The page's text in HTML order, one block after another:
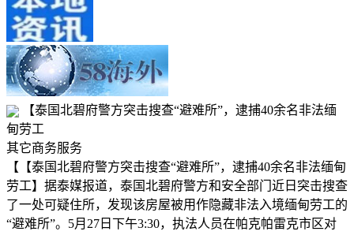
【泰国北碧府警方突击搜查“避难所”，逮捕40余名非法缅
甸劳工
其它商务服务
【【泰国北碧府警方突击搜查“避难所”，逮捕40余名非法缅甸
劳工】据泰媒报道，泰国北碧府警方和安全部门近日突击搜查
了一处可疑住所，发现该房屋被用作隐藏非法入境缅甸劳工的
“避难所”。5月27日下午3:30，执法人员在帕克帕雷克市区对